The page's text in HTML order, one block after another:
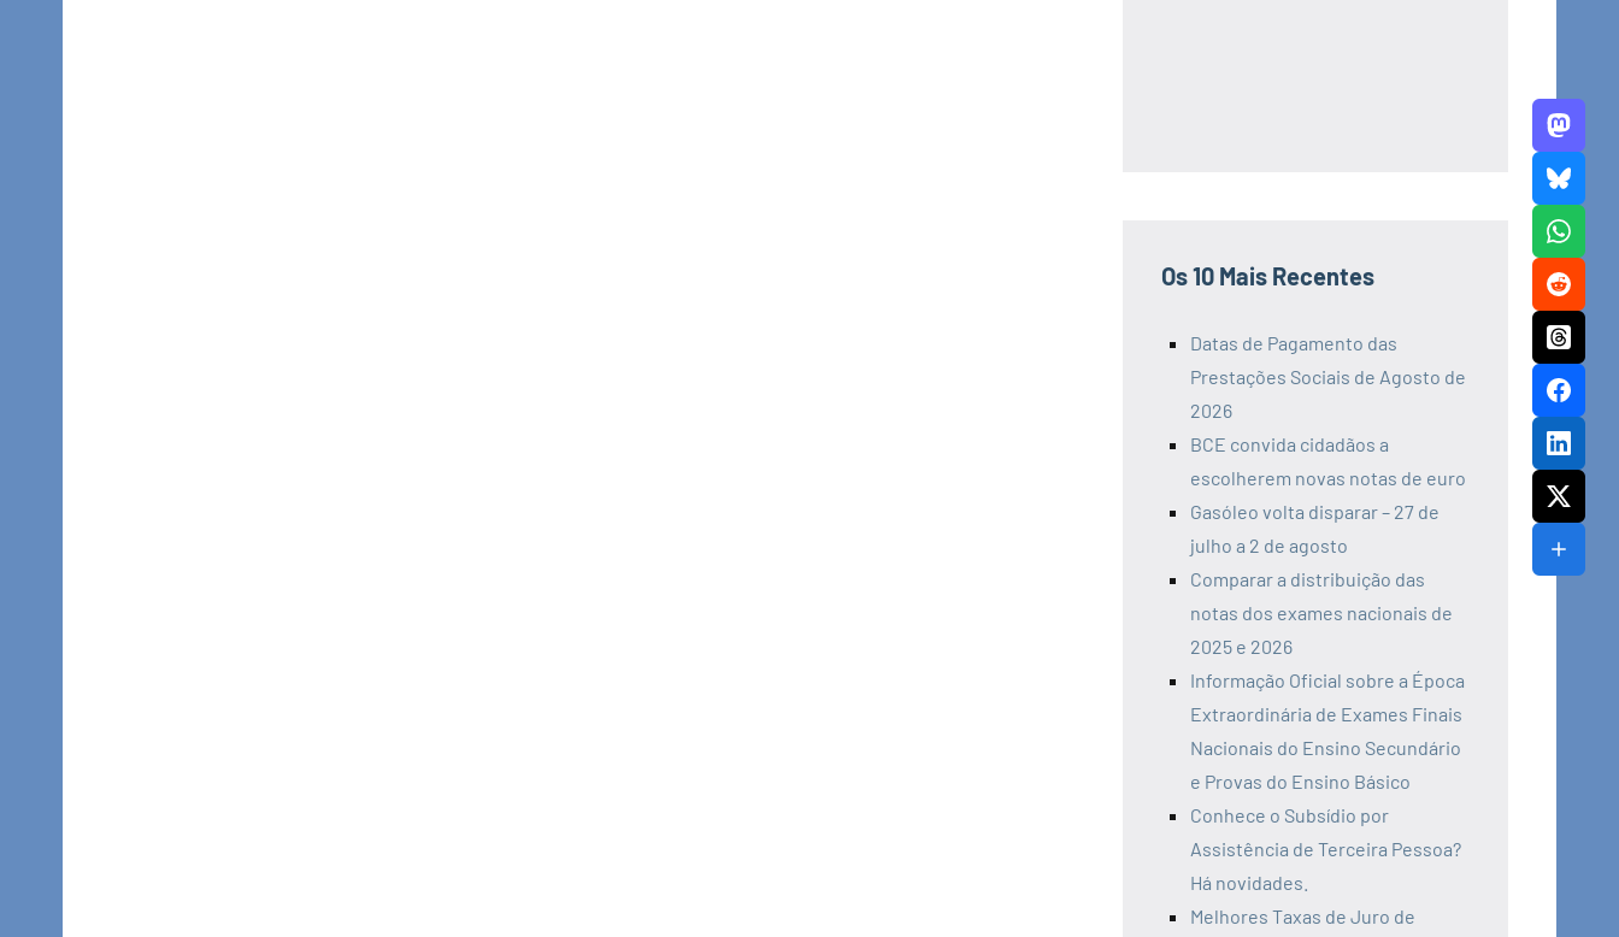
Os 10 Mais Recentes
Datas de Pagamento das
Prestações Sociais de Agosto de
2026
BCE convida cidadãos a
escolherem novas notas de euro
Gasóleo volta disparar – 27 de
julho a 2 de agosto
Comparar a distribuição das
notas dos exames nacionais de
2025 e 2026
Informação Oficial sobre a Época
Extraordinária de Exames Finais
Nacionais do Ensino Secundário
e Provas do Ensino Básico
Conhece o Subsídio por
Assistência de Terceira Pessoa?
Há novidades.
Melhores Taxas de Juro de